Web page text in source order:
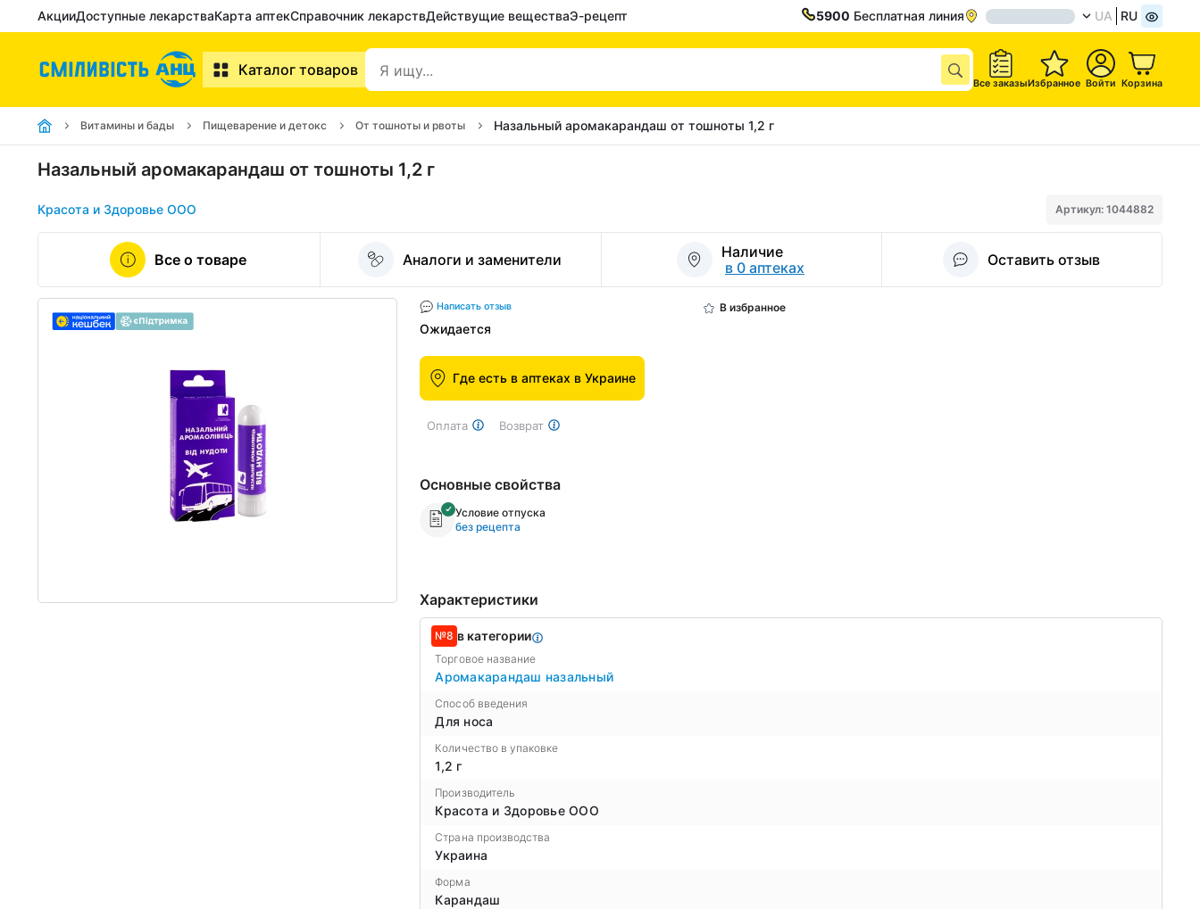
АкцииДоступные лекарстваКарта аптекСправочник лекарствДействущие веществаЭ-рецепт 5900 Бесплатная линия UA RU
Каталог товаров
Все заказыИзбранное Войти Корзина
Витамины и бады Пищеварение и детокс От тошноты и рвоты Назальный аромакарандаш от тошноты 1,2 г
Назальный аромакарандаш от тошноты 1,2 г
Красота и Здоровье ООО Артикул: 1044882
Все о товаре Аналоги и заменители
Наличие
в 0 аптеках
Оставить отзыв
Написать отзыв В избранное
Ожидается
Где есть в аптеках в Украине
Оплата Возврат
Основные свойства
Условие отпуска
без рецепта
Характеристики
№8 в категории
Торговое название
Аромакарандаш назальный
Способ введения
Для носа
Количество в упаковке
1,2 г
Производитель
Красота и Здоровье ООО
Страна производства
Украина
Форма
Карандаш